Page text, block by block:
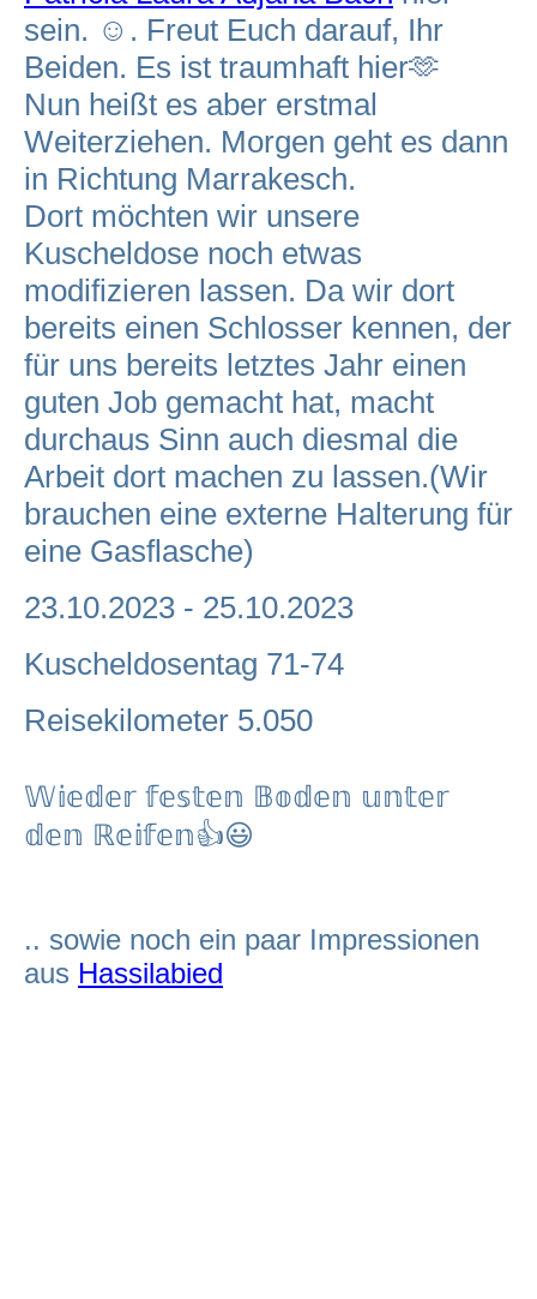
sein. ☺️. Freut Euch darauf, Ihr
Beiden. Es ist traumhaft hier🫶
Nun heißt es aber erstmal
Weiterziehen. Morgen geht es dann
in Richtung Marrakesch.
Dort möchten wir unsere
Kuscheldose noch etwas
modifizieren lassen. Da wir dort
bereits einen Schlosser kennen, der
für uns bereits letztes Jahr einen
guten Job gemacht hat, macht
durchaus Sinn auch diesmal die
Arbeit dort machen zu lassen.(Wir
brauchen eine externe Halterung für
eine Gasflasche)
23.10.2023 - 25.10.2023
Kuscheldosentag 71-74
Reisekilometer 5.050
𝕎𝕚𝕖𝕕𝕖𝕣 𝕗𝕖𝕤𝕥𝕖𝕟 𝔹𝕠𝕕𝕖𝕟 𝕦𝕟𝕥𝕖𝕣
𝕕𝕖𝕟 ℝ𝕖𝕚𝕗𝕖𝕟👍😃
.. sowie noch ein paar Impressionen
aus Hassilabied